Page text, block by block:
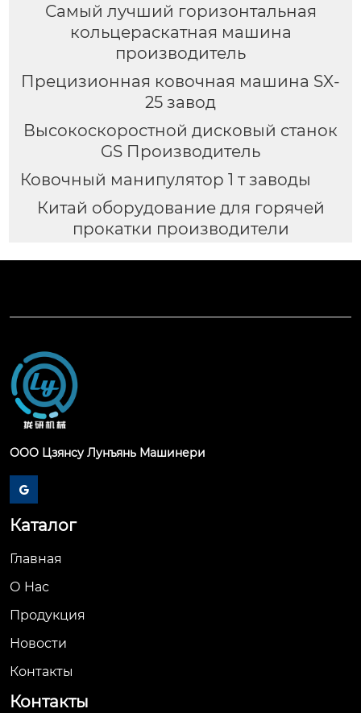
Самый лучший горизонтальная
кольцераскатная машина
производитель
Прецизионная ковочная машина SX-
25 завод
Высокоскоростной дисковый станок
GS Производитель
Ковочный манипулятор 1 т заводы
Китай оборудование для горячей
прокатки производители
ООО Цзянсу Лунъянь Машинери

Каталог
Главная
О Hас
Продукция
Новости
Контакты
Контакты